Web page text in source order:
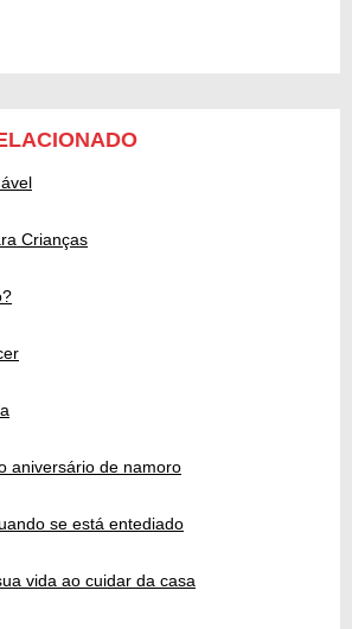
Crianças
aniversário de namoro
se está entediado
vida ao cuidar da casa